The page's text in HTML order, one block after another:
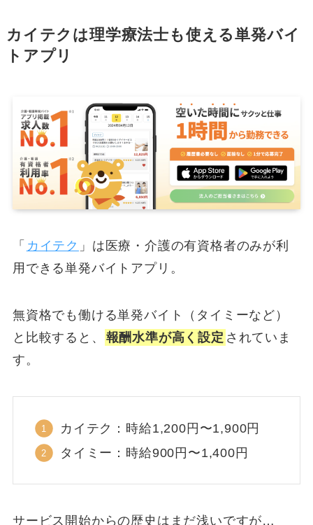
カイテクは理学療法士も使える単発バイ
トアプリ
「 カイテク 」は医療・介護の有資格者のみが利
用できる単発バイトアプリ。
無資格でも働ける単発バイト（タイミーなど）
と比較すると、
報酬水準が高く設定 されていま
す。
カイテク：時給1,200円〜1,900円
タイミー：時給900円〜1,400円
サービス開始からの歴史はまだ浅いですが…